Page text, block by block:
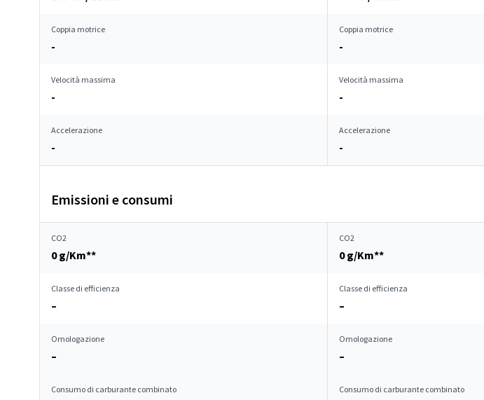
Coppia motrice
-
Coppia motrice
-
Velocità massima
-
Velocità massima
-
Accelerazione
-
Accelerazione
-
Emissioni e consumi
CO2
0 g/Km**
CO2
0 g/Km**
Classe di efficienza
–
Classe di efficienza
–
Omologazione
–
Omologazione
–
Consumo di carburante combinato Consumo di carburante combinato